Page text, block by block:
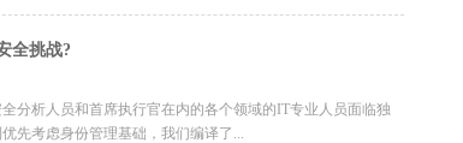
全挑战?
分析人员和首席执行官在内的各个领域的IT专业人员面临独
先考虑身份管理基础，我们编译了...